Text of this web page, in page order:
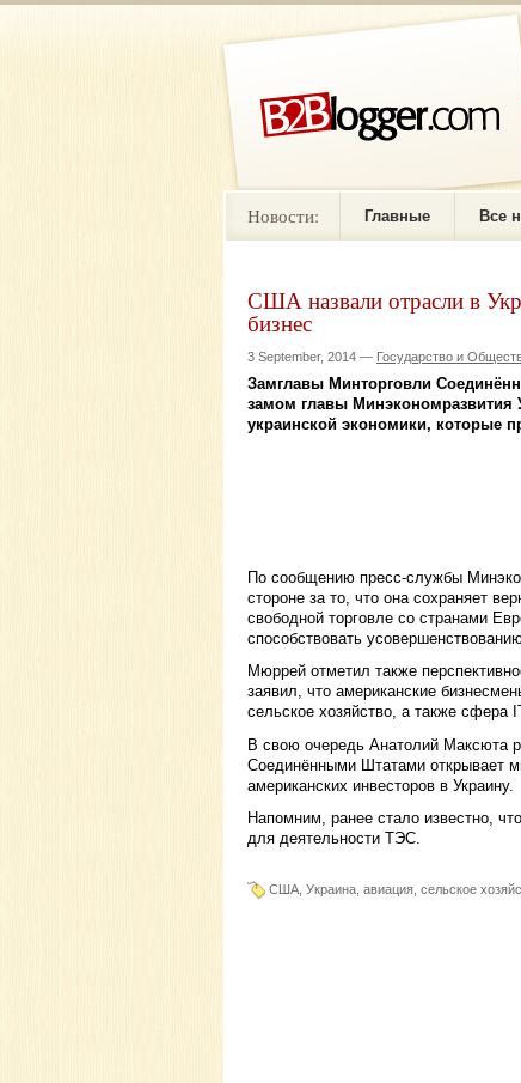
Новости: Главные Все
США назвали отрасли в
бизнес
3 September, 2014 — Государство и
Замглавы Минторговли
замом главы
украинской экономики, которые
По сообщению пресс-службы
стороне за то, что она сохраняет
свободной торговле со странами
способствовать
Мюррей отметил также
заявил, что американские
сельское хозяйство, а также сфера
В свою очередь Анатолий Максюта
Соединёнными Штатами открывает
американских инвесторов в Украину.
Напомним, ранее стало известно,
для деятельности ТЭС.
США, Украина, авиация, сельское